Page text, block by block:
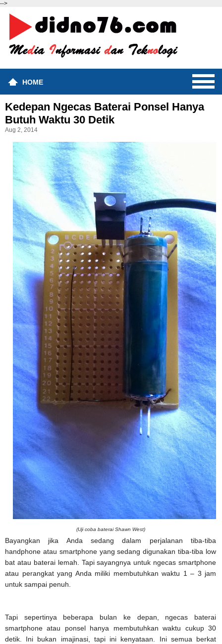
-->
HOME
Kedepan Ngecas Baterai Ponsel Hanya
Butuh Waktu 30 Detik
Aug 2, 2014
(Uji coba baterai Shawn West)
Bayangkan jika Anda sedang dalam perjalanan tiba-tiba
handphone atau smartphone yang sedang digunakan tiba-tiba low
bat atau baterai lemah. Tapi sayangnya untuk ngecas smartphone
atau perangkat yang Anda miliki membutuhkan waktu 1 – 3 jam
untuk sampai penuh.
Tapi sepertinya beberapa bulan ke depan, ngecas baterai
smartphone atau ponsel hanya membutuhkan waktu cukup 30
detik. Ini bukan imajinasi, tapi ini kenyataan. Ini semua berkat